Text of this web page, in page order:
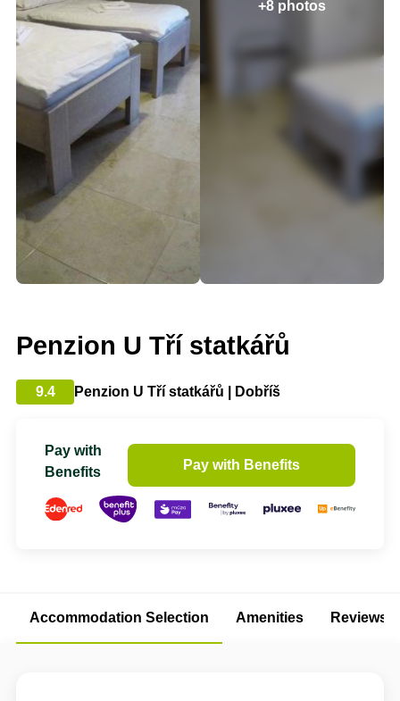
+8 photos
Penzion U Tří statkářů
9.4 Penzion U Tří statkářů | Dobříš
Pay with
Benefits
Pay with Benefits
Accommodation Selection Amenities Reviews